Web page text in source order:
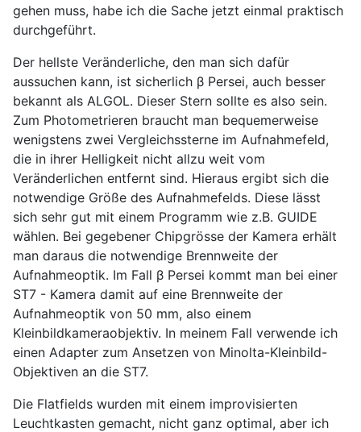
gehen muss, habe ich die Sache jetzt einmal praktisch
durchgeführt.
Der hellste Veränderliche, den man sich dafür
aussuchen kann, ist sicherlich β Persei, auch besser
bekannt als ALGOL. Dieser Stern sollte es also sein.
Zum Photometrieren braucht man bequemerweise
wenigstens zwei Vergleichssterne im Aufnahmefeld,
die in ihrer Helligkeit nicht allzu weit vom
Veränderlichen entfernt sind. Hieraus ergibt sich die
notwendige Größe des Aufnahmefelds. Diese lässt
sich sehr gut mit einem Programm wie z.B. GUIDE
wählen. Bei gegebener Chipgrösse der Kamera erhält
man daraus die notwendige Brennweite der
Aufnahmeoptik. Im Fall β Persei kommt man bei einer
ST7 - Kamera damit auf eine Brennweite der
Aufnahmeoptik von 50 mm, also einem
Kleinbildkameraobjektiv. In meinem Fall verwende ich
einen Adapter zum Ansetzen von Minolta-Kleinbild-
Objektiven an die ST7.
Die Flatfields wurden mit einem improvisierten
Leuchtkasten gemacht, nicht ganz optimal, aber ich